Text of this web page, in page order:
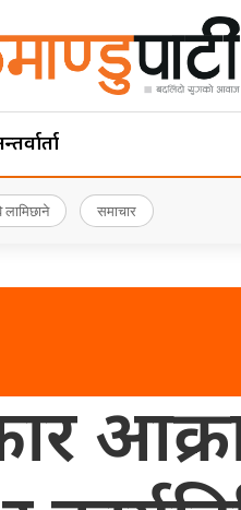
लामिछाने समाचार